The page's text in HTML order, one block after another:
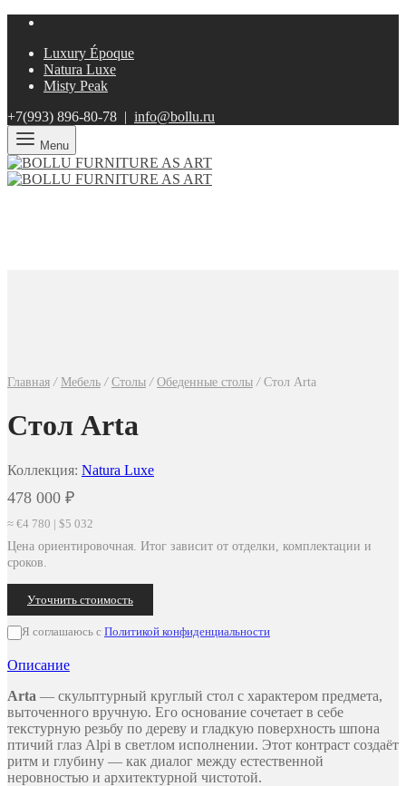
Luxury Époque
Natura Luxe
Misty Peak
+7(993) 896-80-78 | info@bollu.ru
Menu
Главная / Мебель / Столы / Обеденные столы /Стол Arta
Стол Arta
Коллекция: Natura Luxe
478 000 ₽
≈ €4 780 | $5 032
Цена ориентировочная. Итог зависит от отделки, комплектации и
сроков.
Уточнить стоимость
Я соглашаюсь с Политикой конфиденциальности
Описание
Arta — скульптурный круглый стол с характером предмета,
выточенного вручную. Его основание сочетает в себе
текстурную резьбу по дереву и гладкую поверхность шпона
птичий глаз Alpi в светлом исполнении. Этот контраст создаёт
ритм и глубину — как диалог между естественной
неровностью и архитектурной чистотой.